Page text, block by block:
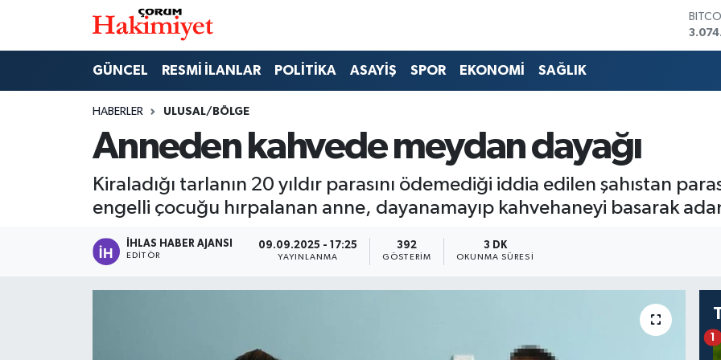
EURO
GÜNCEL RESMİ İLANLAR POLİTİKA ASAYİŞ SPOR EKONOMİ SAĞLIK
HABERLER ULUSAL/BÖLGE
Anneden kahvede meydan dayağı
Kiraladığı tarlanın 20 yıldır parasını ödemediği iddia edilen şahıstan
engelli çocuğu hırpalanan anne, dayanamayıp kahvehaneyi basarak
İHLAS HABER AJANSI
EDITÖR
09.09.2025 - 17:25
YAYINLANMA
392
GÖSTERIM
3 DK
OKUNMA SÜRESI
1
GÜNCEL
Nöbetçi Eczaneler
Çorum Namaz Vakitleri
Trafik Durumu
Tüm Manşetler